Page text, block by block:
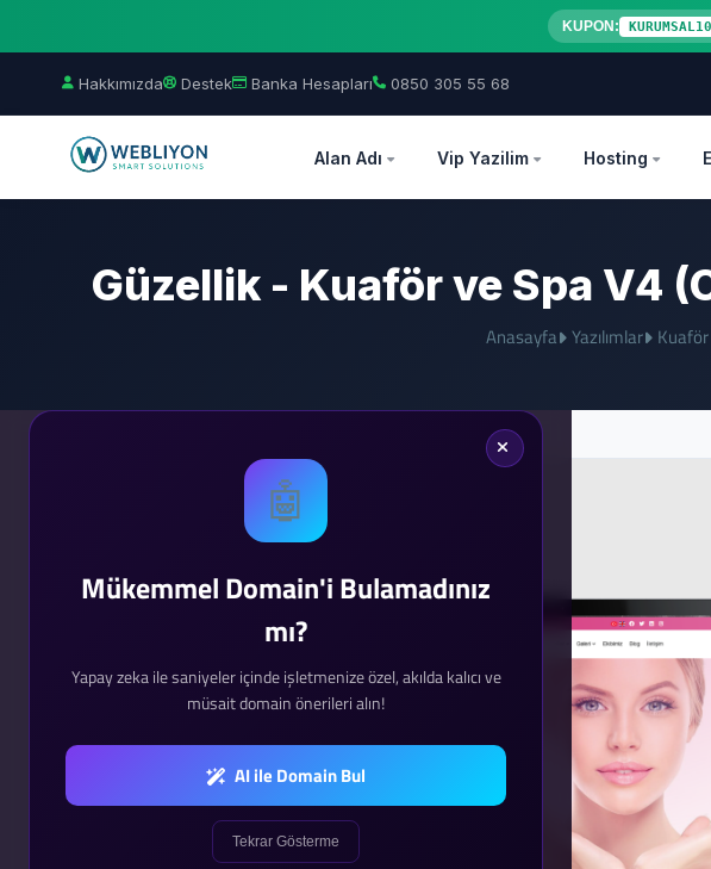
KUPON: KURUMSAL10
Hakkımızda Destek Banka Hesapları 0850 305 55 68
Alan Adı Vip Yazilim Hosting
Güzellik - Kuaför ve Spa V4
Anasayfa Yazılımlar
🤖
Mükemmel Domain'i Bulamadınız
mı?
Yapay zeka ile saniyeler içinde işletmenize özel, akılda kalıcı ve
müsait domain önerileri alın!
AI ile Domain Bul
Tekrar Gösterme